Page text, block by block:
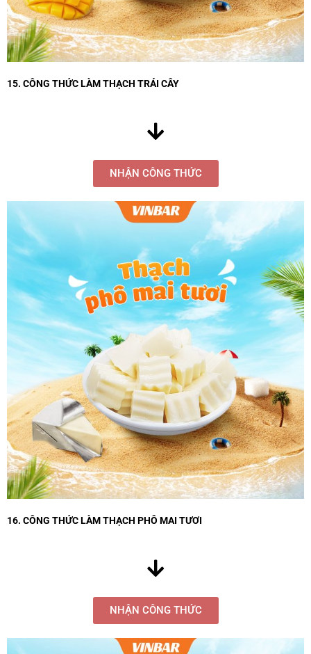
15. CÔNG THỨC LÀM THẠCH TRÁI CÂY
NHẬN CÔNG THỨC
16. CÔNG THỨC LÀM THẠCH PHÔ MAI TƯƠI
NHẬN CÔNG THỨC